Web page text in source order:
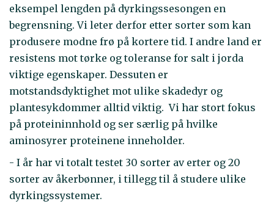
eksempel lengden på dyrkingssesongen en
begrensning. Vi leter derfor etter sorter som kan
produsere modne frø på kortere tid. I andre land er
resistens mot tørke og toleranse for salt i jorda
viktige egenskaper. Dessuten er
motstandsdyktighet mot ulike skadedyr og
plantesykdommer alltid viktig. Vi har stort fokus
på proteininnhold og ser særlig på hvilke
aminosyrer proteinene inneholder.
- I år har vi totalt testet 30 sorter av erter og 20
sorter av åkerbønner, i tillegg til å studere ulike
dyrkingssystemer.